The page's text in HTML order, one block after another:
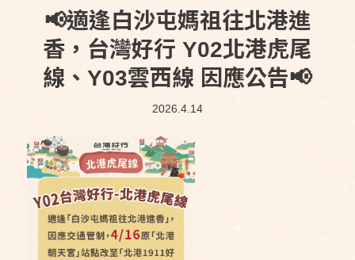
📢適逢白沙屯媽祖往北港進
香，台灣好行 Y02北港虎尾
線、Y03雲西線 因應公告📢
2026.4.14